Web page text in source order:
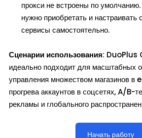
прокси не встроены по
нужно приобретать и настраивать
сервисы самостоятельно.
Сценарии использования: DuoPlus
идеально подходит для масштабных
управления множеством магазинов
прогрева аккаунтов в соцсетях, A/B-
рекламы и глобального
Начать работу